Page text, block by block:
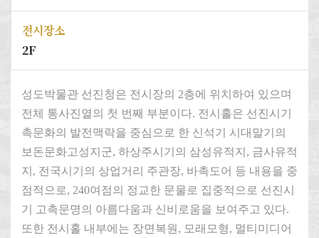
전시장소
2F
성도박물관 선진청은 전시장의 2층에 위치하여 있으며
전체 통사진열의 첫 번째 부분이다. 전시홀은 선진시기
촉문화의 발전맥락을 중심으로 한 신석기 시대말기의
보돈문화고성지군, 하상주시기의 삼성유적지, 금사유적
지, 전국시기의 상업거리 주관장, 바촉도어 등 내용을 중
점적으로, 240여점의 정교한 문물로 집중적으로 선진시
기 고촉문명의 아름다움과 신비로움을 보여주고 있다.
또한 전시홀 내부에는 장면복원, 모래모형, 멀티미디어